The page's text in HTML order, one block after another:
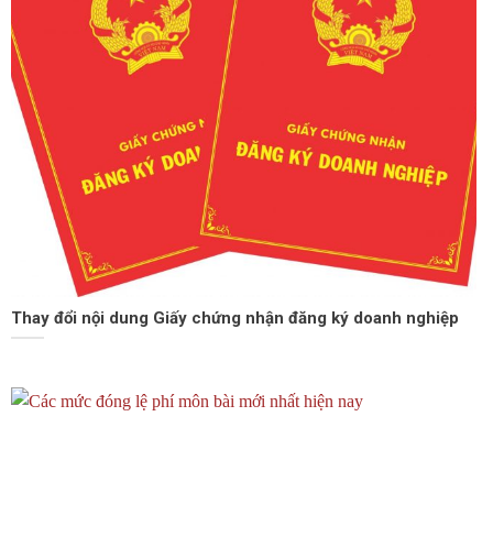
Thay đổi nội dung Giấy chứng nhận đăng ký doanh nghiệp